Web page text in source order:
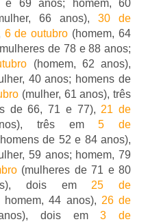
e 69 anos; homem, 60
66 anos), 30 de
6 de outubro (homem, 64
de 78 e 88 anos;
(homem, 62 anos),
40 anos; homens de
(mulher, 61 anos), três
de 66, 71 e 77), 21 de
três em5 de
de 52 e 84 anos),
59 anos; homem, 79
(mulheres de 71 e 80
dois em 25 de
homem, 44 anos), 26 de
dois em3 de